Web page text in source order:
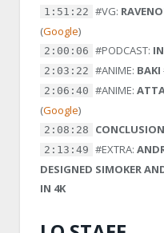
1:51:22 #VG:
(Google)
2:00:06 #PODCAST:
2:03:22 #ANIME: BAKI
2:06:40 #ANIME:
(Google)
2:08:28
2:13:49 #EXTRA:
DESIGNED SIMOKER
IN 4K